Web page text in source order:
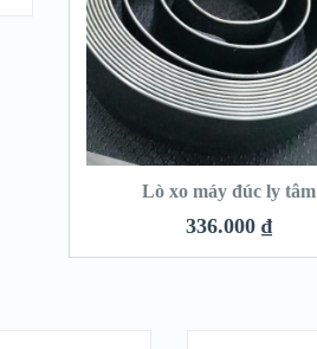
Lò xo máy đúc ly tâm
336.000 ₫